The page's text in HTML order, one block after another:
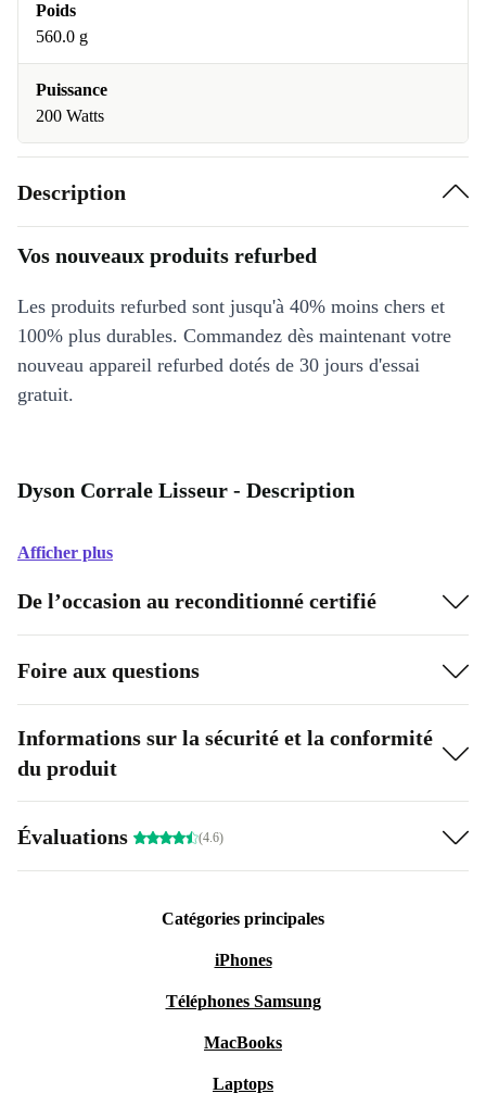
Poids
560.0 g
Puissance
200 Watts
Description
Vos nouveaux produits refurbed
Les produits refurbed sont jusqu'à 40% moins chers et
100% plus durables. Commandez dès maintenant votre
nouveau appareil refurbed dotés de 30 jours d'essai
gratuit.
Dyson Corrale Lisseur - Description
Afficher plus
De l’occasion au reconditionné certifié
Foire aux questions
Informations sur la sécurité et la conformité
du produit
Évaluations (4.6)
Catégories principales
iPhones
Téléphones Samsung
MacBooks
Laptops